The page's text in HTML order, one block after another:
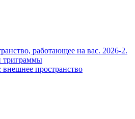
работающее на вас. 2026-2.
триграммы
пространство